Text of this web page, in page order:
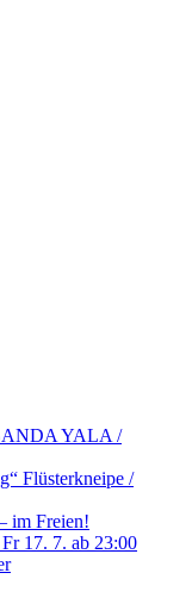
YALA /
Flüsterkneipe /
im Freien!
17. 7. ab 23:00